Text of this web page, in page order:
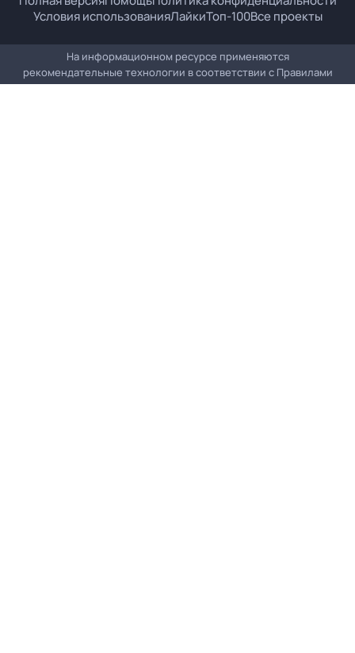
Условия использованияЛайкиТоп-100Все проекты
На информационном ресурсе применяются
рекомендательные технологии в соответствии с Правилами